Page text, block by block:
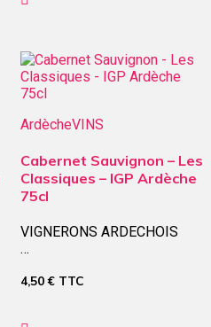
ArdècheVINS
Cabernet Sauvignon – Les
Classiques – IGP Ardèche
75cl
VIGNERONS ARDECHOIS
…
4,50€TTC